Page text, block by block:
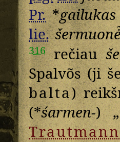
Pr.*gailukas
lie.
316rečiau
Spalvõs (ji
balta)
(*śarmen-)
Trautmann